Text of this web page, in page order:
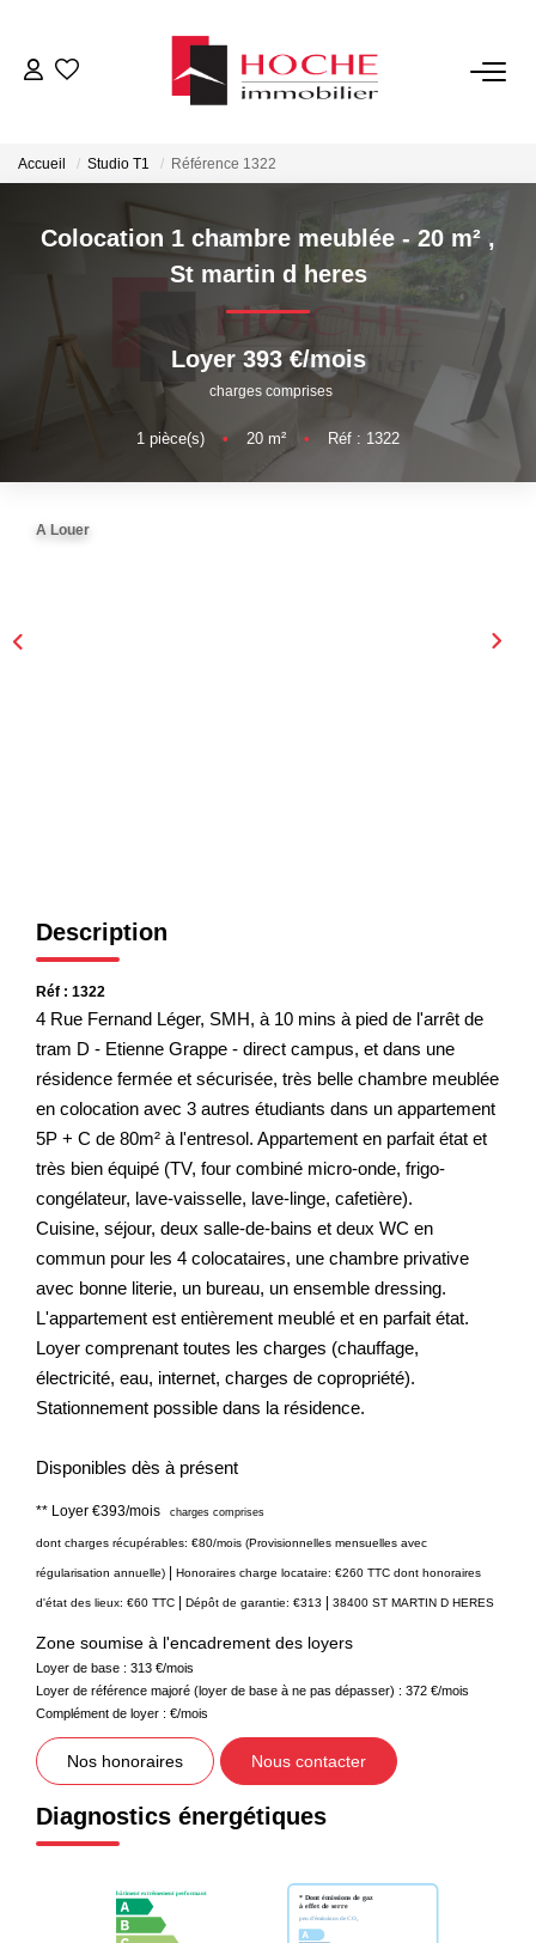
GESTION LOCATIVE
NOTRE AGENCE
CONTACT
Accueil Studio T1 Référence 1322
Colocation 1 chambre meublée - 20 m² ,
St martin d heres
Loyer 393 €/mois
charges comprises
1 pièce(s) • 20 m² • Réf : 1322
A Louer
Description
Réf : 1322
4 Rue Fernand Léger, SMH, à 10 mins à pied de l'arrêt de
tram D - Etienne Grappe - direct campus, et dans une
résidence fermée et sécurisée, très belle chambre meublée
en colocation avec 3 autres étudiants dans un appartement
5P + C de 80m² à l'entresol. Appartement en parfait état et
très bien équipé (TV, four combiné micro-onde, frigo-
congélateur, lave-vaisselle, lave-linge, cafetière).
Cuisine, séjour, deux salle-de-bains et deux WC en
commun pour les 4 colocataires, une chambre privative
avec bonne literie, un bureau, un ensemble dressing.
L'appartement est entièrement meublé et en parfait état.
Loyer comprenant toutes les charges (chauffage,
électricité, eau, internet, charges de copropriété).
Stationnement possible dans la résidence.
Disponibles dès à présent
** Loyer €393/mois charges comprises
dont charges récupérables: €80/mois (Provisionnelles mensuelles avec
régularisation annuelle) | Honoraires charge locataire: €260 TTC dont honoraires
d'état des lieux: €60 TTC | Dépôt de garantie: €313 | 38400 ST MARTIN D HERES
Zone soumise à l'encadrement des loyers
Loyer de base : 313 €/mois
Loyer de référence majoré (loyer de base à ne pas dépasser) : 372 €/mois
Complément de loyer : €/mois
Nos honoraires Nous contacter
Diagnostics énergétiques